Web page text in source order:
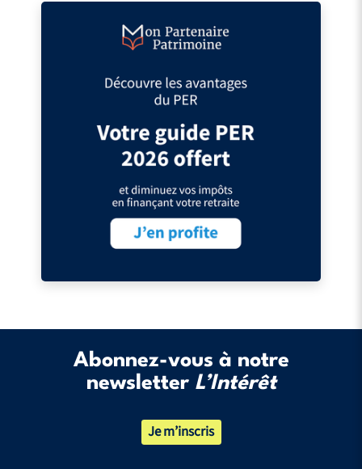
Abonnez-vous à notre
newsletter L’Intérêt
Je m’inscris